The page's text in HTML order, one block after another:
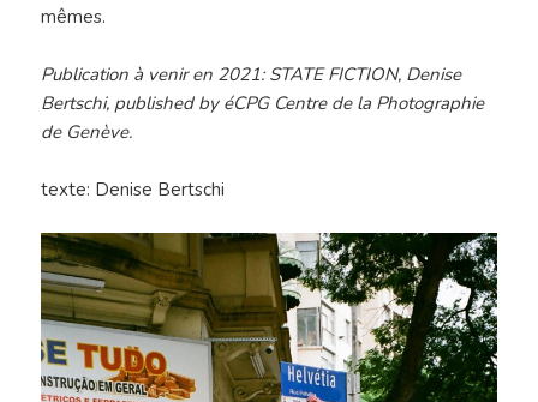
mêmes.
Publication à venir en 2021: STATE FICTION, Denise
Bertschi, published by éCPG Centre de la Photographie
de Genève.
texte: Denise Bertschi